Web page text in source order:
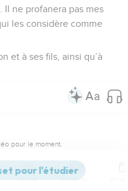
Il ne profanera pas mes
les considère comme
et à ses fils, ainsi qu’à
pour le moment.
offrandes faites à
Strong